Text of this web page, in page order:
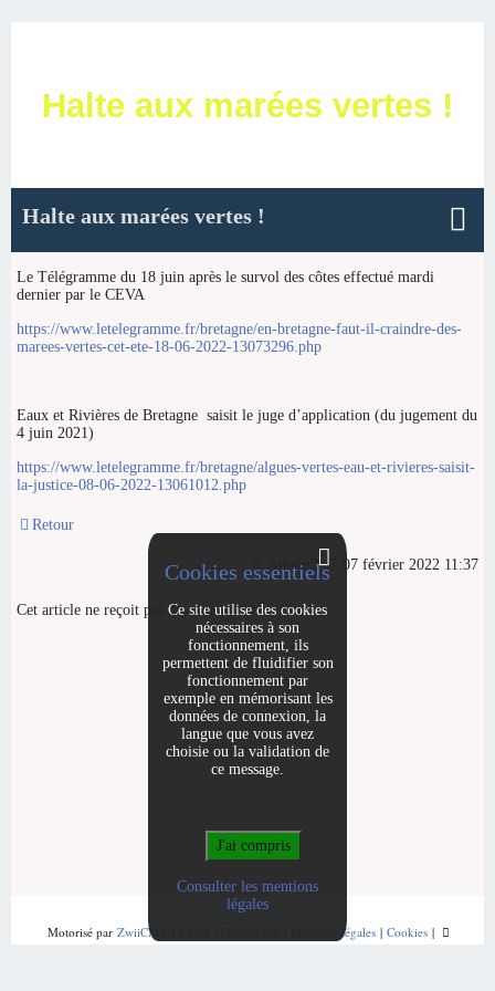
Halte aux marées vertes !
Halte aux marées vertes !
Le Télégramme du 18 juin après le survol des côtes effectué mardi
dernier par le CEVA
https://www.letelegramme.fr/bretagne/en-bretagne-faut-il-craindre-des-
marees-vertes-cet-ete-18-06-2022-13073296.php
Eaux et Rivières de Bretagne saisit le juge d’application (du jugement du
4 juin 2021)
https://www.letelegramme.fr/bretagne/algues-vertes-eau-et-rivieres-saisit-
la-justice-08-06-2022-13061012.php
Retour
Admin2 07 février 2022 11:37
Cet article ne reçoit pas de commentaire.
Motorisé parZwiiCMS Mentions légales |Cookies |
Cookies essentiels
Ce site utilise des cookies
nécessaires à son
fonctionnement, ils
permettent de fluidifier son
fonctionnement par
exemple en mémorisant les
données de connexion, la
langue que vous avez
choisie ou la validation de
ce message.
Consulter les mentions
légales